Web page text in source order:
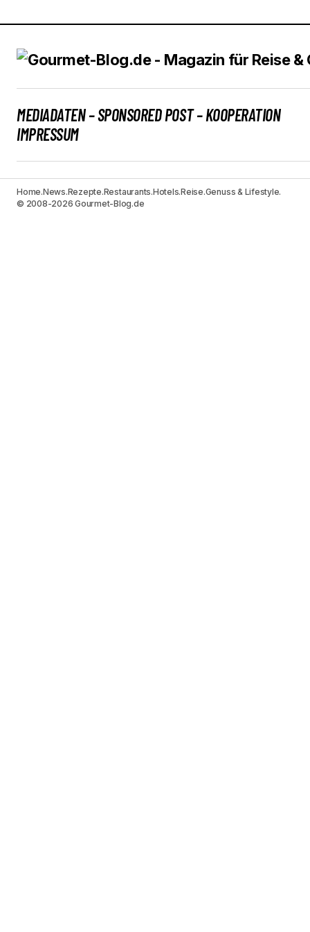
MEDIADATEN – SPONSORED POST – KOOPERATION
IMPRESSUM
Home.News.Rezepte.Restaurants.Hotels.Reise.Genuss & Lifestyle.
© 2008-2026 Gourmet-Blog.de